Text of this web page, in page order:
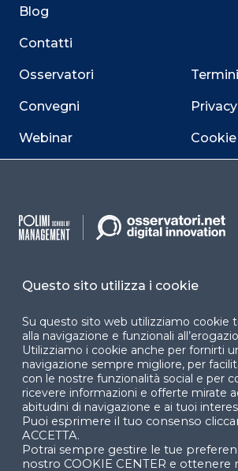
Blog
Contatti
Osservatori
Convegni
Webinar
Facebook LinkedIn
YouTube X
Questo sito utilizza i cookie
Su questo sito web utilizziamo cookie
alla navigazione e funzionali
Utilizziamo i cookie anche per fornirti
navigazione sempre migliore, per
con le nostre funzionalità social e per
ricevere informazioni e offerte mirate
abitudini di navigazione e ai tuoi
Puoi esprimere il tuo consenso
ACCETTA.
Potrai sempre gestire le tue
nostro COOKIE CENTER e ottenere